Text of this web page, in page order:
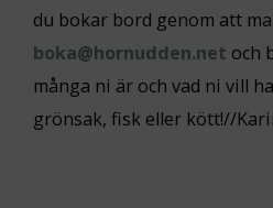
du bokar bord genom att
boka@hornudden.net och
många ni är och vad ni vill
grönsak, fisk eller kött!//